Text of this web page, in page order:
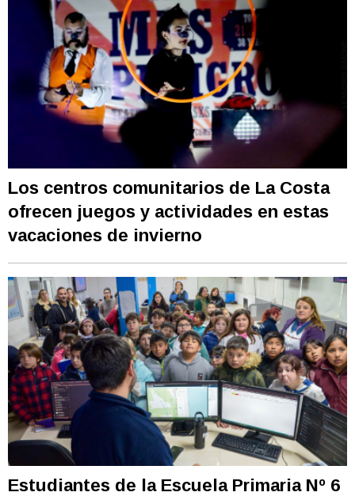
Los centros comunitarios de La Costa
ofrecen juegos y actividades en estas
vacaciones de invierno
Estudiantes de la Escuela Primaria Nº 6